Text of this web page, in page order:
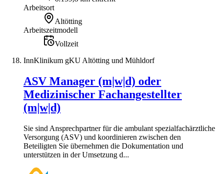
Arbeitsort
Altötting
Arbeitszeitmodell
Vollzeit
InnKlinikum gKU Altötting und Mühldorf
ASV Manager (m|w|d) oder
Medizinischer Fachangestellter
(m|w|d)
Sie sind Ansprechpartner für die ambulant spezialfachärztliche
Versorgung (ASV) und koordinieren zwischen den
Beteiligten Sie übernehmen die Dokumentation und
unterstützen in der Umsetzung d...